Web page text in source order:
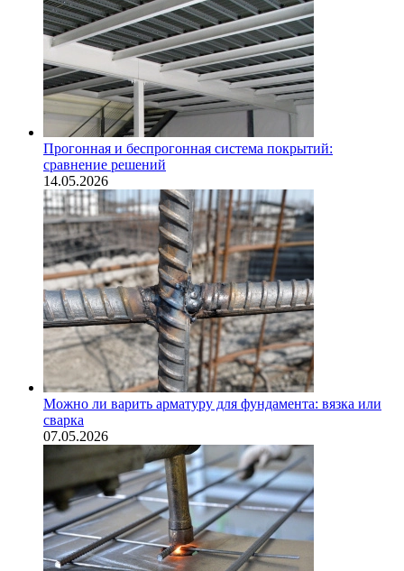
Прогонная и беспрогонная система покрытий:
сравнение решений
14.05.2026
Можно ли варить арматуру для фундамента: вязка или
сварка
07.05.2026